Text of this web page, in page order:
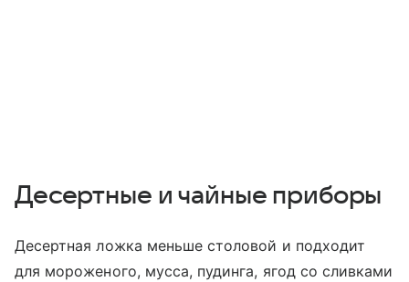
Десертные и чайные приборы
Десертная ложка меньше столовой и подходит
для мороженого, мусса, пудинга, ягод со сливками